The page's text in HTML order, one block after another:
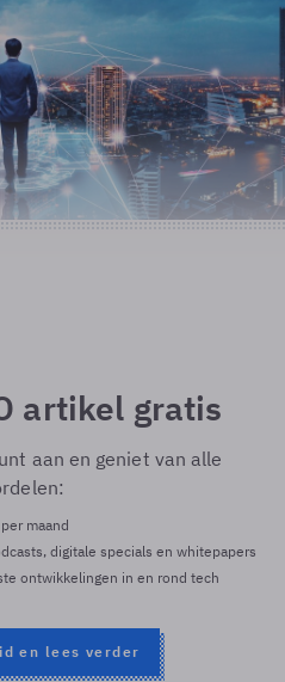
artikel gratis
aan en geniet van alle
maand
digitale specials en whitepapers
ontwikkelingen in en rond tech
en lees verder